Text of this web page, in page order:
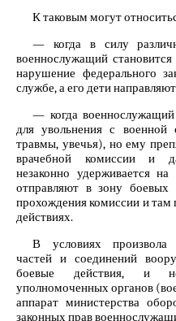
К таковым могут
— когда в силу
военнослужащий
нарушение федерального
службе, а его дети
— когда
для увольнения с военной
травмы, увечья), но ему
врачебной комиссии и
незаконно удерживается
отправляют в зону боевых
прохождения комиссии и
действиях.
В условиях произвола
частей и соединений
боевые действия, и
уполномоченных органов
аппарат министерства
законных прав